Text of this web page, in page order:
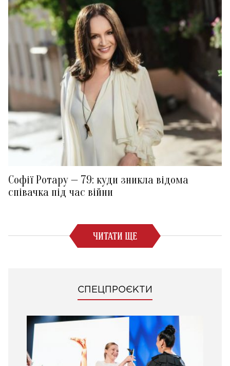
Софії Ротару — 79: куди зникла відома
співачка під час війни
ЧИТАТИ ЩЕ
СПЕЦПРОЄКТИ